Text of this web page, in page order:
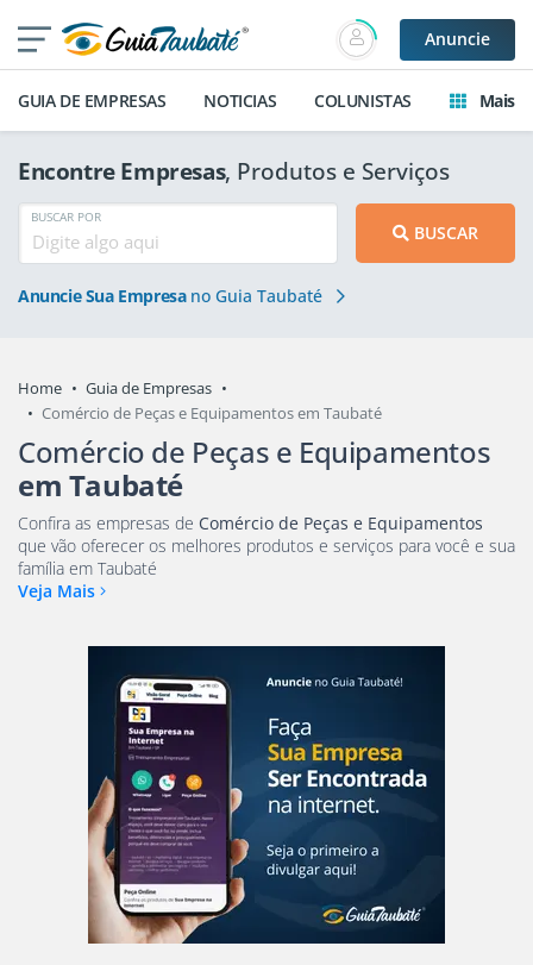
Anuncie
GUIA DE EMPRESAS NOTICIAS COLUNISTAS Mais
Encontre Empresas, Produtos e Serviços
BUSCAR POR
BUSCAR
Anuncie Sua Empresano Guia Taubaté
Home
Guia de Empresas
Comércio de Peças e Equipamentos em Taubaté
Comércio de Peças e Equipamentos
em Taubaté
Confira as empresas de Comércio de Peças e Equipamentos
que vão oferecer os melhores produtos e serviços para você e sua
família em Taubaté
Veja Mais